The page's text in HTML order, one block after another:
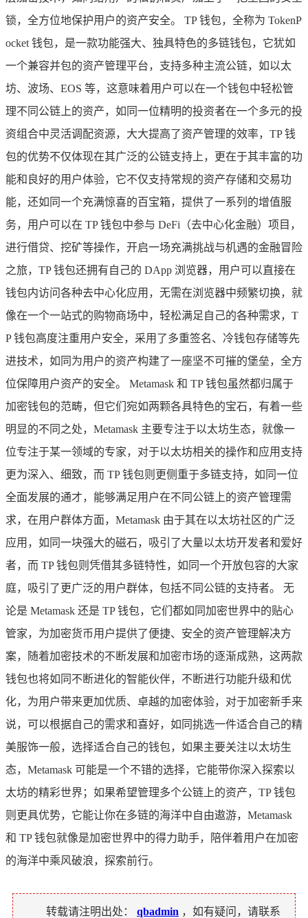
锁，全方位地保护用户的资产安全。 TP 钱包，全称为 TokenP
ocket 钱包，是一款功能强大、独具特色的多链钱包，它犹如
一个兼容并包的资产管理平台，支持多种主流公链，如以太
坊、波场、EOS 等，这意味着用户可以在一个钱包中轻松管
理不同公链上的资产，如同一位精明的投资者在一个多元的投
资组合中灵活调配资源，大大提高了资产管理的效率，TP 钱
包的优势不仅体现在其广泛的公链支持上，更在于其丰富的功
能和良好的用户体验，它不仅支持常规的资产存储和交易功
能，还如同一个充满惊喜的百宝箱，提供了一系列的增值服
务，用户可以在 TP 钱包中参与 DeFi（去中心化金融）项目，
进行借贷、挖矿等操作，开启一场充满挑战与机遇的金融冒险
之旅，TP 钱包还拥有自己的 DApp 浏览器，用户可以直接在
钱包内访问各种去中心化应用，无需在浏览器中频繁切换，就
像在一个一站式的购物商场中，轻松满足自己的各种需求，T
P 钱包高度注重用户安全，采用了多重签名、冷钱包存储等先
进技术，如同为用户的资产构建了一座坚不可摧的堡垒，全方
位保障用户资产的安全。 Metamask 和 TP 钱包虽然都归属于
加密钱包的范畴，但它们宛如两颗各具特色的宝石，有着一些
明显的不同之处，Metamask 主要专注于以太坊生态，就像一
位专注于某一领域的专家，对于以太坊相关的操作和应用支持
更为深入、细致，而 TP 钱包则更侧重于多链支持，如同一位
全面发展的通才，能够满足用户在不同公链上的资产管理需
求，在用户群体方面，Metamask 由于其在以太坊社区的广泛
应用，如同一块强大的磁石，吸引了大量以太坊开发者和爱好
者，而 TP 钱包则凭借其多链特性，如同一个开放包容的大家
庭，吸引了更广泛的用户群体，包括不同公链的支持者。 无
论是 Metamask 还是 TP 钱包，它们都如同加密世界中的贴心
管家，为加密货币用户提供了便捷、安全的资产管理解决方
案，随着加密技术的不断发展和加密市场的逐渐成熟，这两款
钱包也将如同不断进化的智能伙伴，不断进行功能升级和优
化，为用户带来更加优质、卓越的加密体验，对于加密新手来
说，可以根据自己的需求和喜好，如同挑选一件适合自己的精
美服饰一般，选择适合自己的钱包，如果主要关注以太坊生
态，Metamask 可能是一个不错的选择，它能带你深入探索以
太坊的精彩世界；如果希望管理多个公链上的资产，TP 钱包
则更具优势，它能让你在多链的海洋中自由遨游，Metamask
和 TP 钱包就像是加密世界中的得力助手，陪伴着用户在加密
的海洋中乘风破浪，探索前行。
转载请注明出处： qbadmin ，如有疑问，请联系